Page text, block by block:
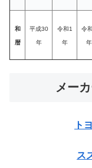
和
暦
平成30
年
令和1
年
令
年
メー
ト
ス